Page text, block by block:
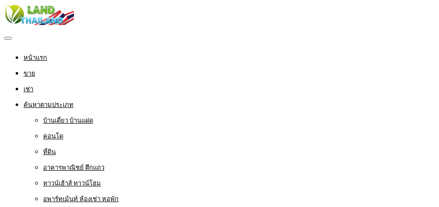
หน้าแรก
ขาย
เช่า
ค้นหาตามประเภท
บ้านเดี่ยว บ้านแฝด
คอนโด
ที่ดิน
อาคารพาณิชย์ ตึกแถว
ทาวน์เฮ้าส์ ทาวน์โฮม
อพาร์ทเม้นท์ ห้องเช่า หอพัก